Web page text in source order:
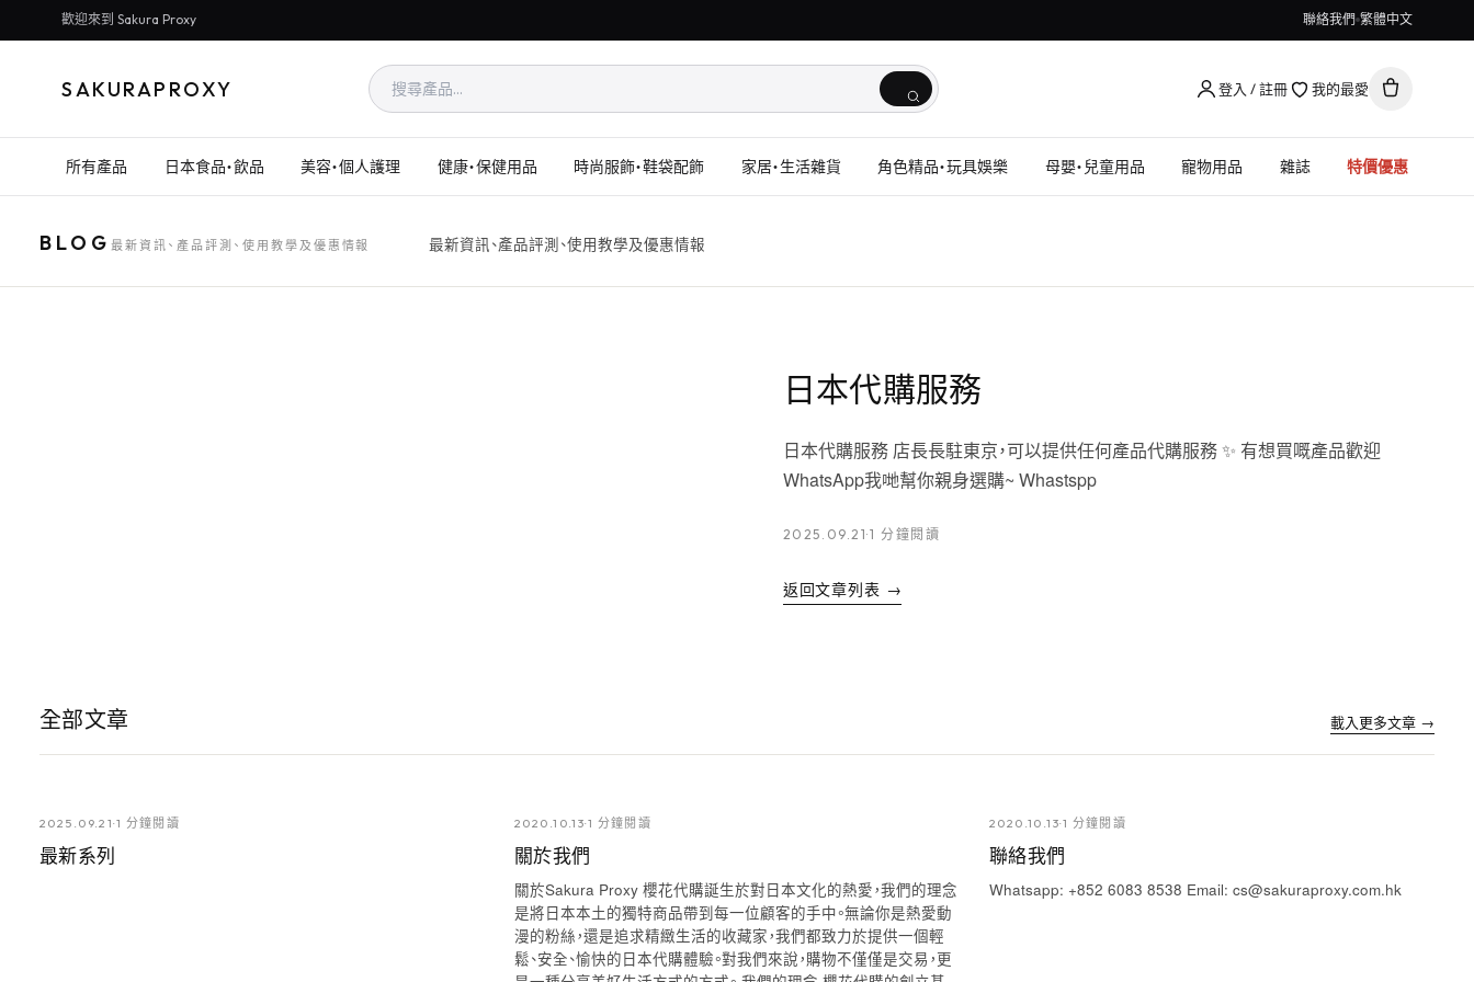
歡迎來到 Sakura Proxy 聯絡我們 繁體中文
SAKURAPROXY 登入 / 註冊 我的最愛
所有產品 日本食品・飲品 美容・個人護理 健康・保健用品 時尚服飾・鞋袋配飾 家居・生活雜貨 角色精品・玩具娛樂 母嬰・兒童用品 寵物用品 雜誌 特價優惠
BLOG 最新資訊、產品評測、使用教學及優惠情報 最新資訊、產品評測、使用教學及優惠情報
日本代購服務
日本代購服務 店長長駐東京，可以提供任何產品代購服務 ✨ 有想買嘅產品歡迎
WhatsApp我哋幫你親身選購~ Whastspp
2025.09.21·1 分鐘閱讀
返回文章列表 →
全部文章 載入更多文章 →
2025.09.21·1 分鐘閱讀
最新系列
2020.10.13·1 分鐘閱讀
關於我們
關於Sakura Proxy 櫻花代購誕生於對日本文化的熱愛，我們的理念
是將日本本土的獨特商品帶到每一位顧客的手中。無論你是熱愛動
漫的粉絲，還是追求精緻生活的收藏家，我們都致力於提供一個輕
鬆、安全、愉快的日本代購體驗。對我們來說，購物不僅僅是交易，更
2020.10.13·1 分鐘閱讀
聯絡我們
Whatsapp: +852 6083 8538 Email: cs@sakuraproxy.com.hk